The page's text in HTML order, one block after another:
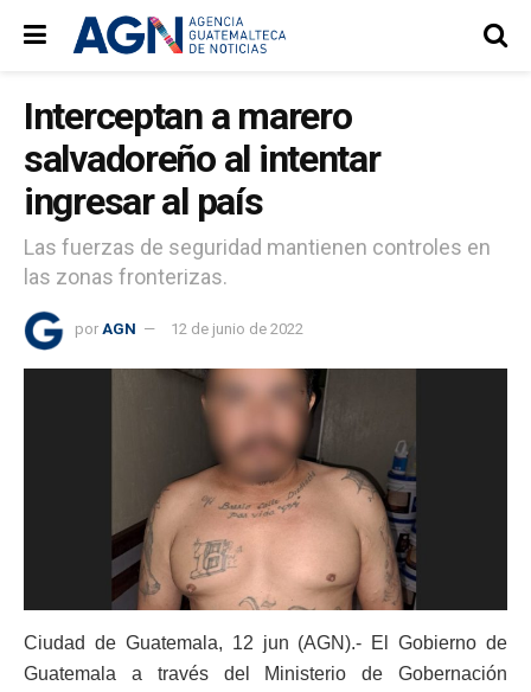
Interceptan a marero
salvadoreño al intentar
ingresar al país
Las fuerzas de seguridad mantienen controles en
las zonas fronterizas.
por AGN 12 de junio de 2022
Ciudad de Guatemala, 12 jun (AGN).- El Gobierno de
Guatemala a través del Ministerio de Gobernación